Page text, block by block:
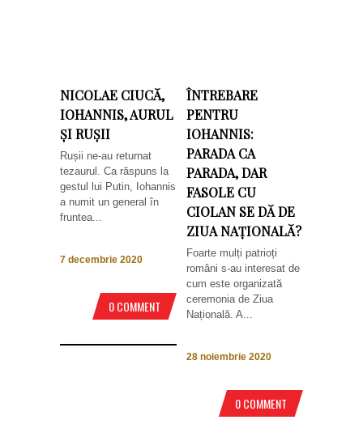
NICOLAE CIUCĂ,
IOHANNIS, AURUL
ȘI RUȘII
Rușii ne-au returnat
tezaurul. Ca răspuns la
gestul lui Putin, Iohannis
a numit un general în
fruntea...
7 decembrie 2020
0 COMMENT
ÎNTREBARE
PENTRU
IOHANNIS:
PARADA CA
PARADA, DAR
FASOLE CU
CIOLAN SE DĂ DE
ZIUA NAȚIONALĂ?
Foarte mulți patrioți
români s-au interesat de
cum este organizată
ceremonia de Ziua
Națională. A...
28 noiembrie 2020
0 COMMENT